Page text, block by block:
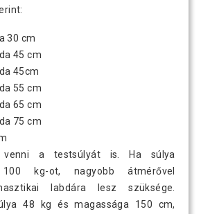
30 cm
45 cm
45cm
55 cm
65 cm
75 cm
venni a testsúlyát is. Ha súlya
kg-ot, nagyobb átmérővel
labdára lesz szüksége.
48 kg és magassága 150 cm,